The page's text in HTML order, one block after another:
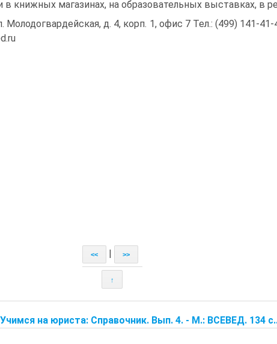
книжных магазинах, на образовательных выставках, в
д. 4, корп. 1, офис 7 Тел.: (499) 141-41-
<< >>
↑
на юриста: Справочник. Вып. 4. - М.: ВСЕВЕД. 134